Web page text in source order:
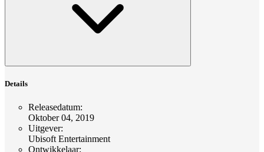
Details
Releasedatum:
Oktober 04, 2019
Uitgever:
Ubisoft Entertainment
Ontwikkelaar: